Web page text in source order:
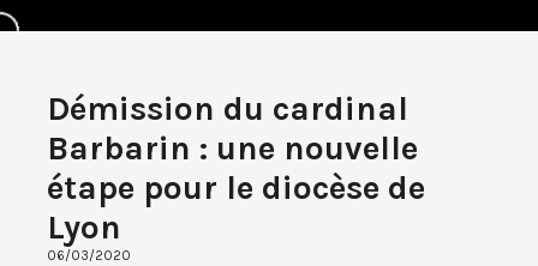
Démission du cardinal
Barbarin : une nouvelle
étape pour le diocèse de
Lyon
06/03/2020